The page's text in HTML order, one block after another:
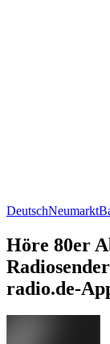
DeutschNeumarkt
Höre 80er
radio.de-